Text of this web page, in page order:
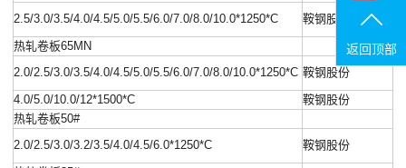
2.5/3.0/3.5/4.0/4.5/5.0/5.5/6.0/7.0/8.0/10.0*1250*C
鞍钢股份
热轧卷板65MN
2.0/2.5/3.0/3.5/4.0/4.5/5.0/5.5/6.0/7.0/8.0/10.0*1250*C 鞍钢股份
4.0/5.0/10.0/12*1500*C
鞍钢股份
热轧卷板50#
2.0/2.5/3.0/3.2/3.5/4.0/4.5/6.0*1250*C
鞍钢股份
返回顶部